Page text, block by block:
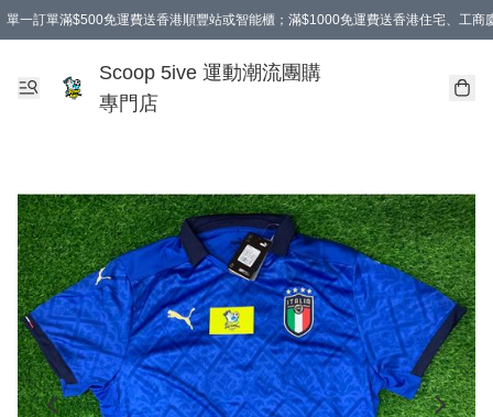
單一訂單滿$500免運費送香港順豐站或智能櫃；滿$1000免運費送香港住宅、工商
Scoop 5ive 運動潮流團購
專門店